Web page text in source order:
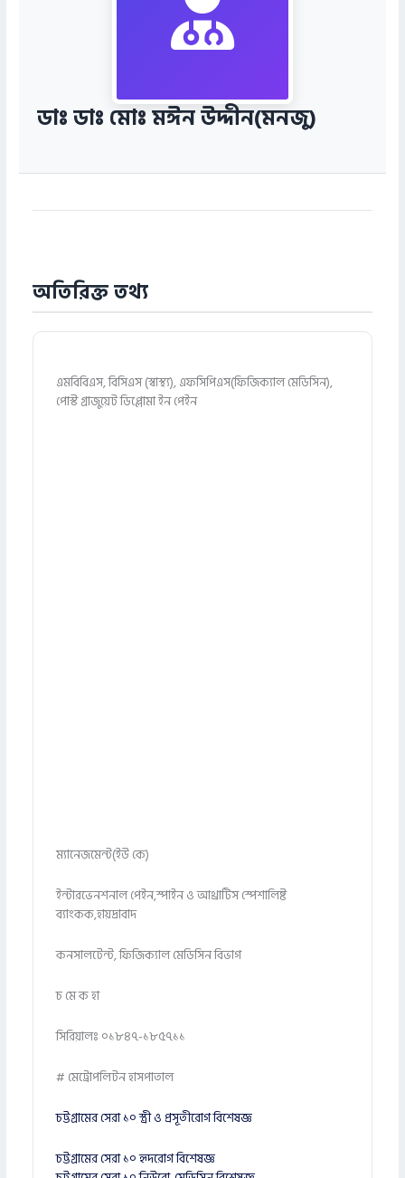
ডাঃ ডাঃ মোঃ মঈন উদ্দীন(মনজু)
অতিরিক্ত তথ্য
এমবিবিএস, বিসিএস (স্বাস্থ্য), এফসিপিএস(ফিজিক্যাল মেডিসিন),
পোস্ট গ্রাজুয়েট ডিপ্লোমা ইন পেইন
ম্যানেজমেন্ট(ইউ কে)
ইন্টারভেনশনাল পেইন,স্পাইন ও আথ্রাটিস স্পেশালিষ্ট
ব্যাংকক,হায়দ্রাবাদ
কনসালটেন্ট, ফিজিক্যাল মেডিসিন বিভাগ
চ মে ক হা
সিরিয়ালঃ ০১৮৪৭-১৮৫৭১১
# মেট্রোপলিটন হাসপাতাল
চট্টগ্রামের সেরা ১০ স্ত্রী ও প্রসূতীরোগ বিশেষজ্ঞ
চট্টগ্রামের সেরা ১০ হৃদরোগ বিশেষজ্ঞ